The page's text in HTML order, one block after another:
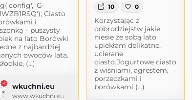
10 0
Korzystając z
dobrodziejstw jakie
niesie ze sobą lato
upiekłam delikatne,
ucierane
ciasto.Jogurtowe ciasto
z wiśniami, agrestem,
porzeczkami i
borówkami (...)
'G-
Ciasto
i
– puszysty
na lato Borówki
z najbardziej
owoców lata.
(...)
wkuchni.eu
www.wkuchni.eu